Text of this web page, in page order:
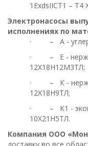
1ЕхdsIIСТ1 – Т4
Электронасосы
исполнениях по
· – А -
· – Е -
12Х18Н12М3ТЛ;
· – К -
12Х18Н9ТЛ;
· – К1 -
10Х21Н5ТЛ.
Компания ООО